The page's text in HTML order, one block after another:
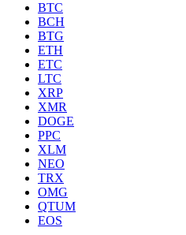
BTC
BCH
BTG
ETH
ETC
LTC
XRP
XMR
DOGE
PPC
XLM
NEO
TRX
OMG
QTUM
EOS